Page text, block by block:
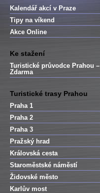
Kalendář akcí v Praze
Tipy na víkend
Akce Online
Ke stažení
Turistické průvodce Prahou –
Zdarma
Turistické trasy Prahou
Praha 1
Praha 2
Praha 3
Pražský hrad
Královská cesta
Staroměstské náměstí
Židovské město
Karlův most